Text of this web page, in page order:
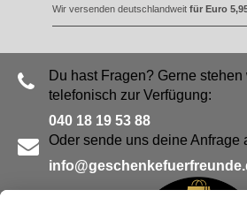
Wir versenden deutschlandweit für Euro
Du hast Fragen? Gerne stehen
telefonisch zur Verfügung:
040 18 19 53 88
Oder sende uns deine Anfrage